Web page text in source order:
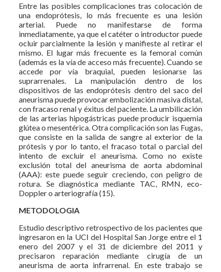
Entre las posibles complicaciones tras colocación de
una endoprótesis, lo más frecuente es una lesión
arterial. Puede no manifestarse de forma
inmediatamente, ya que el catéter o introductor puede
ocluir parcialmente la lesión y manifieste al retirar el
mismo. El lugar más frecuente es la femoral común
(además es la vía de acceso más frecuente). Cuando se
accede por vía braquial, pueden lesionarse las
suprarrenales. La manipulación dentro de los
dispositivos de las endoprótesis dentro del saco del
aneurisma puede provocar embolización masiva distal,
con fracaso renal y éxitus del paciente. La umbilicación
de las arterias hipogástricas puede producir isquemia
glútea o mesentérica. Otra complicación son las Fugas,
que consiste en la salida de sangre al exterior de la
prótesis y por lo tanto, el fracaso total o parcial del
intento de excluir el aneurisma. Como no existe
exclusión total del aneurisma de aorta abdominal
(AAA): este puede seguir creciendo, con peligro de
rotura. Se diagnóstica mediante TAC, RMN, eco-
Doppler o arteriografía (15).
METODOLOGIA
Estudio descriptivo retrospectivo de los pacientes que
ingresaron en la UCI del Hospital San Jorge entre el 1
enero del 2007 y el 31 de diciembre del 2011 y
precisaron reparación mediante cirugía de un
aneurisma de aorta infrarrenal. En este trabajo se